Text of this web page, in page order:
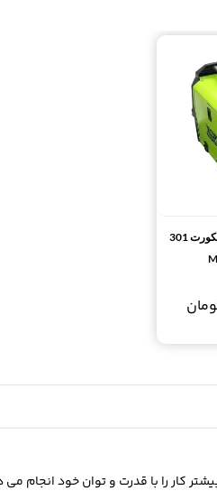
دستگاه جوشکاری اکسکورت 301
کار را با قدرت و توان خود انجام